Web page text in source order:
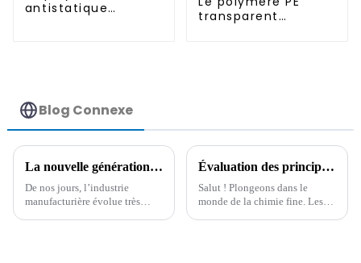
antistatique
transparent
Blog Connexe
La nouvelle génération d'agents résistants à la chaleur façonne la fabrication mondiale
De nos jours, l’industrie
manufacturière évolue très
Évaluation des principaux agents antistatiques : lequel se démarque vraiment ?
Salut ! Plongeons dans le
monde de la chimie fine. Les